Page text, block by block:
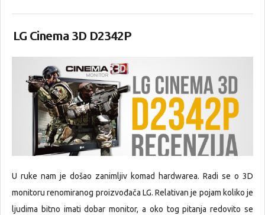
LG Cinema 3D D2342P
U ruke nam je došao zanimljiv komad hardwarea. Radi se o 3D
monitoru renomiranog proizvođača LG. Relativan je pojam koliko je
ljudima bitno imati dobar monitor, a oko tog pitanja redovito se